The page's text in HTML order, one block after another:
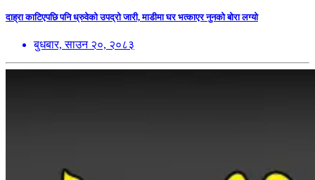
दाह्रा काटिएपछि पनि ध्रुवेको उपद्रो जारी, माडीमा घर भत्काएर नुनको बोरा लग्यो
बुधबार, साउन २०, २०८३